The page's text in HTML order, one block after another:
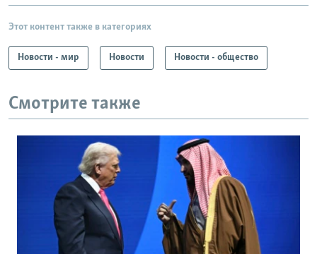
Этот контент также в категориях
Новости - мир Новости Новости - общество
Смотрите также